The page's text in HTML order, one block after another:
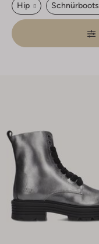
Hip Schnürboots